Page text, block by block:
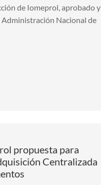
de Iomeprol, aprobado y
Nacional de
propuesta para
Centralizada